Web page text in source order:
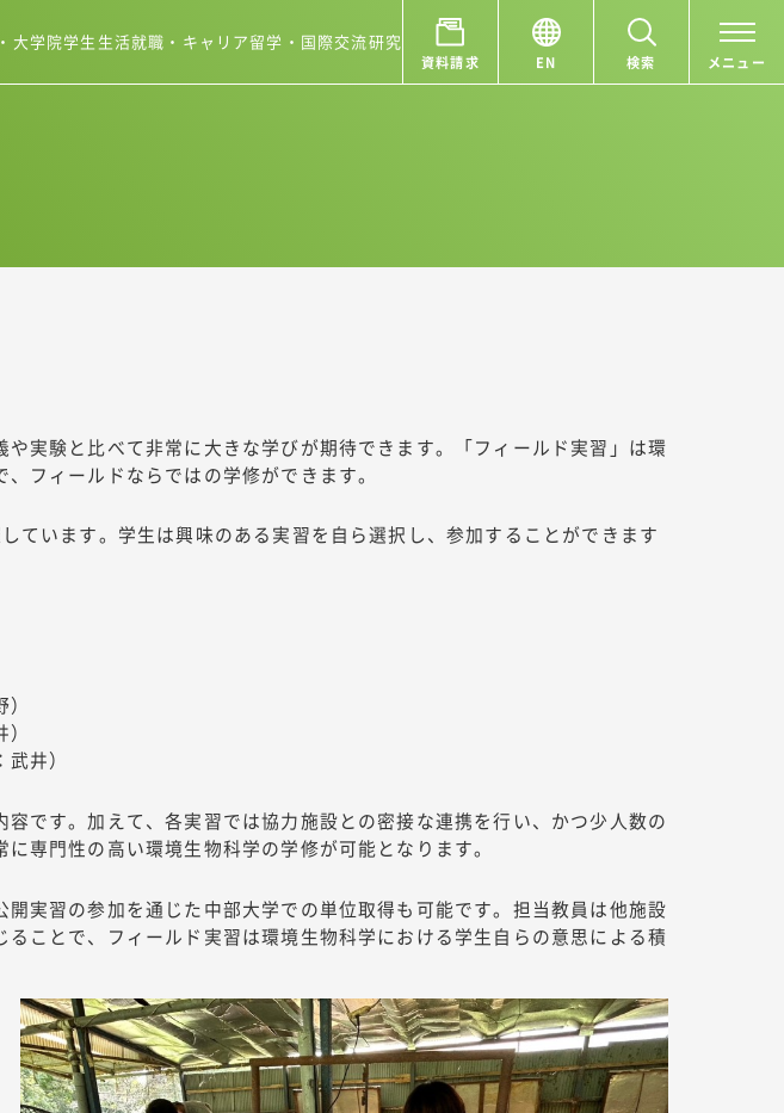
大学院学生生活就職・キャリア留学・国際交流研究
資料請求 EN 検索 メニュー
実験と比べて非常に大きな学びが期待できます。「フィールド実習」は環
フィールドならではの学修ができます。
ています。学生は興味のある実習を自ら選択し、参加することができます
井）
です。加えて、各実習では協力施設との密接な連携を行い、かつ少人数の
専門性の高い環境生物科学の学修が可能となります。
実習の参加を通じた中部大学での単位取得も可能です。担当教員は他施設
ことで、フィールド実習は環境生物科学における学生自らの意思による積